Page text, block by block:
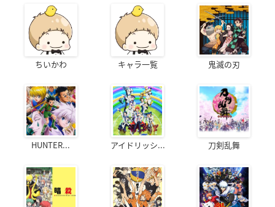
ちいかわ キャラ一覧 鬼滅の刃
HUNTER... アイドリッシ... 刀剣乱舞